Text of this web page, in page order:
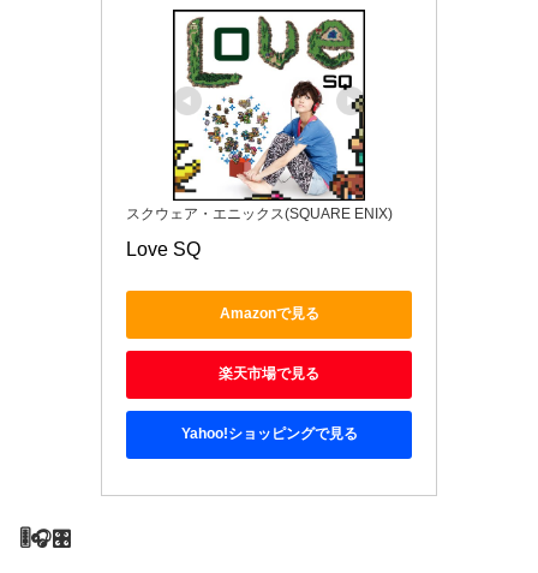
スクウェア・エニックス(SQUARE ENIX)
Love SQ
Amazonで見る
楽天市場で見る
Yahoo!ショッピングで見る
🎚️🎧🎛️